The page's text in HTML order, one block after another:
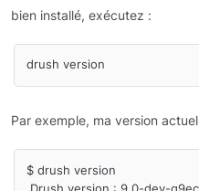
bien installé, exécutez :
Par exemple, ma version
$ drush version